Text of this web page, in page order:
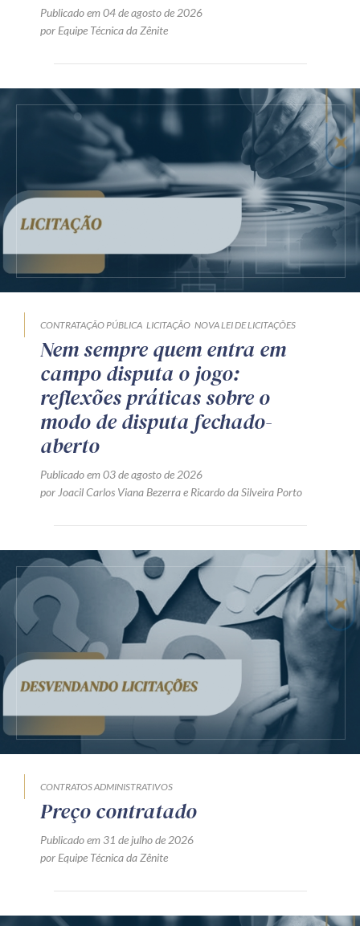
Publicado em 04 de agosto de 2026
por Equipe Técnica da Zênite
CONTRATAÇÃO PÚBLICA LICITAÇÃO NOVA LEI DE LICITAÇÕES
Nem sempre quem entra em
campo disputa o jogo:
reflexões práticas sobre o
modo de disputa fechado-
aberto
Publicado em 03 de agosto de 2026
por Joacil Carlos Viana Bezerrae Ricardo da Silveira Porto
CONTRATOS ADMINISTRATIVOS
Preço contratado
Publicado em 31 de julho de 2026
por Equipe Técnica da Zênite